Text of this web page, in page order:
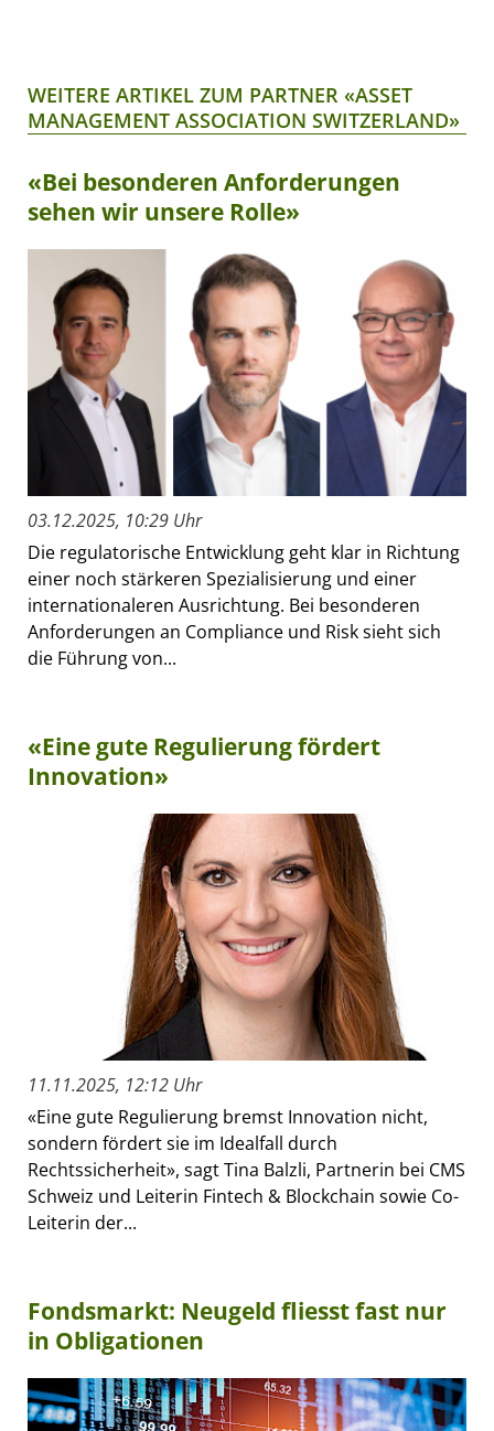
WEITERE ARTIKEL ZUM PARTNER «ASSET
MANAGEMENT ASSOCIATION SWITZERLAND»
«Bei besonderen Anforderungen
sehen wir unsere Rolle»
03.12.2025, 10:29 Uhr
Die regulatorische Entwicklung geht klar in Richtung
einer noch stärkeren Spezialisierung und einer
internationaleren Ausrichtung. Bei besonderen
Anforderungen an Compliance und Risk sieht sich
die Führung von...
«Eine gute Regulierung fördert
Innovation»
11.11.2025, 12:12 Uhr
«Eine gute Regulierung bremst Innovation nicht,
sondern fördert sie im Idealfall durch
Rechtssicherheit», sagt Tina Balzli, Partnerin bei CMS
Schweiz und Leiterin Fintech & Blockchain sowie Co-
Leiterin der...
Fondsmarkt: Neugeld fliesst fast nur
in Obligationen